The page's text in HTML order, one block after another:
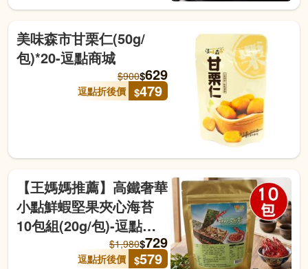
美味森市甘栗仁(50g/
包)*20-逗點商城
$900$629
逗點折後價 $479
【王媽媽推薦】高鐵奢華
小點鮮蝦堅果夾心海苔
10包組(20g/包)-逗點商
$1,980$729
逗點折後價 $579